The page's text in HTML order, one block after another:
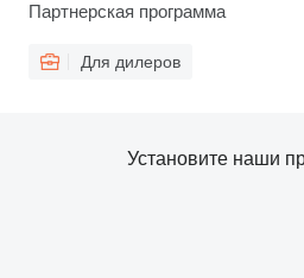
Партнерская программа
Для дилеров
Установите наши